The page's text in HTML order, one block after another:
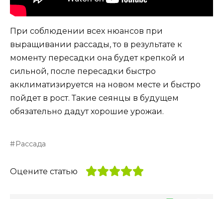
При соблюдении всех нюансов при
выращивании рассады, то в результате к
моменту пересадки она будет крепкой и
сильной, после пересадки быстро
акклиматизируется на новом месте и быстро
пойдет в рост. Такие сеянцы в будущем
обязательно дадут хорошие урожаи.
Рассада
Оцените статью